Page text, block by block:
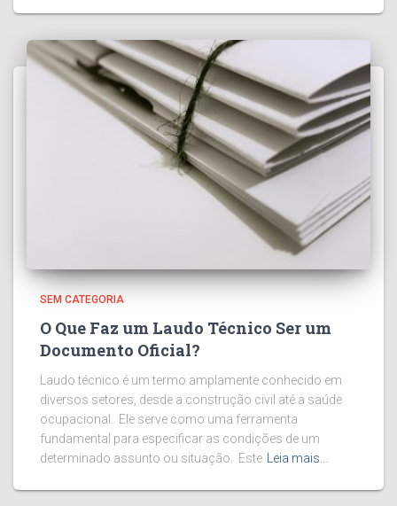
SEM CATEGORIA
O Que Faz um Laudo Técnico Ser um
Documento Oficial?
Laudo técnico é um termo amplamente conhecido em
diversos setores, desde a construção civil até a saúde
ocupacional. Ele serve como uma ferramenta
fundamental para especificar as condições de um
determinado assunto ou situação. Este
Leia mais…